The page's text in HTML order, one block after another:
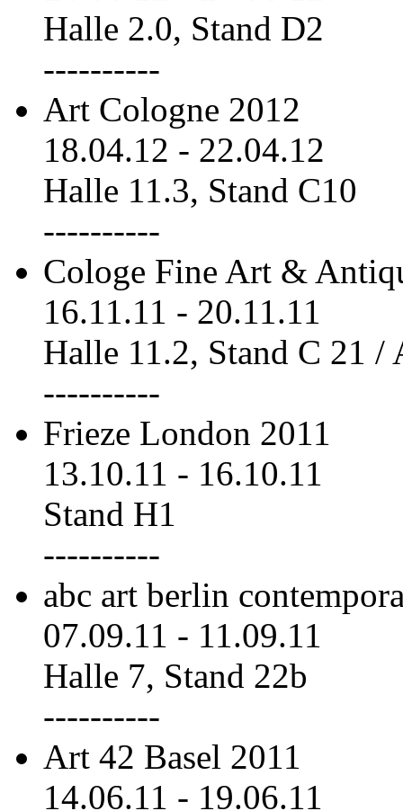
Halle 2.0, Stand D2
----------
Art Cologne 2012
18.04.12 - 22.04.12
Halle 11.3, Stand C10
----------
Cologe Fine Art &
16.11.11 - 20.11.11
Halle 11.2, Stand C 21 /
----------
Frieze London 2011
13.10.11 - 16.10.11
Stand H1
----------
abc art berlin
07.09.11 - 11.09.11
Halle 7, Stand 22b
----------
Art 42 Basel 2011
14.06.11 - 19.06.11